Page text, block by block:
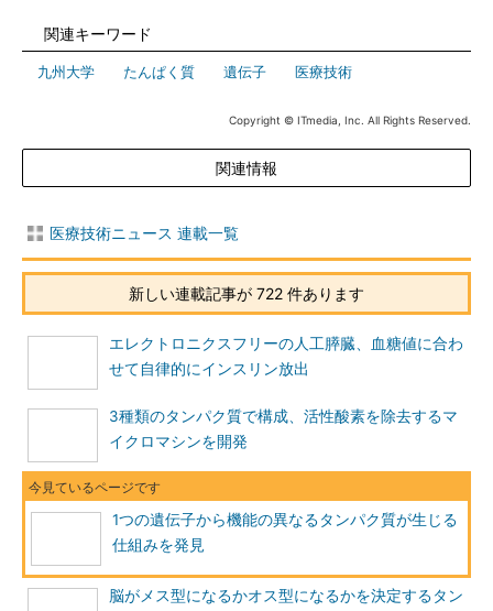
関連キーワード
九州大学 たんぱく質 遺伝子 医療技術
Copyright © ITmedia, Inc. All Rights Reserved.
関連情報
医療技術ニュース 連載一覧
新しい連載記事が 722 件あります
エレクトロニクスフリーの人工膵臓、血糖値に合わ
せて自律的にインスリン放出
3種類のタンパク質で構成、活性酸素を除去するマ
イクロマシンを開発
1つの遺伝子から機能の異なるタンパク質が生じる
仕組みを発見
脳がメス型になるかオス型になるかを決定するタン